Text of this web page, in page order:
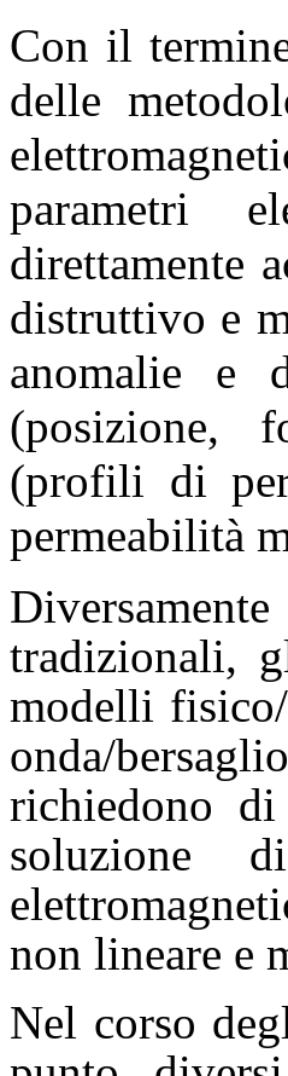
Con il
delle
parametri
direttamente
distruttivo e
anomalie e
(posizione,
(profili di
permeabilità
tradizionali,
modelli fisico/
onda/
richiedono
soluzione
non lineare e
Nel corso